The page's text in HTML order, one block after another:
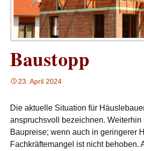
Baustopp
23. April 2024
Die aktuelle Situation für
anspruchsvoll bezeichnen. Weiterhin
Baupreise; wenn auch in geringerer
Fachkräftemangel ist nicht behoben.